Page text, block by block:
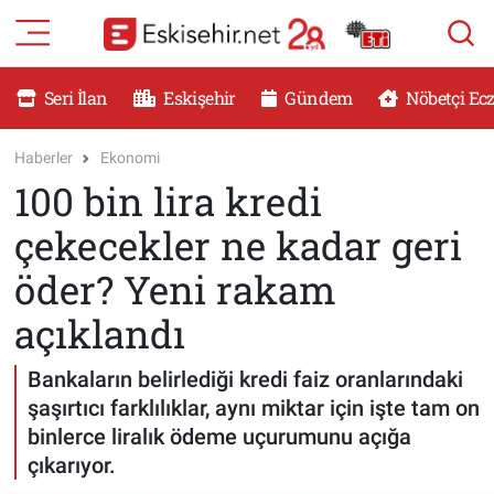
Seri İlan Eskişehir Gündem Nöbetçi
Haberler Ekonomi
100 bin lira kredi
çekecekler ne kadar geri
öder? Yeni rakam
açıklandı
Bankaların belirlediği kredi faiz oranlarındaki
şaşırtıcı farklılıklar, aynı miktar için işte tam on
binlerce liralık ödeme uçurumunu açığa
çıkarıyor.
RESMİ İLANLAR
DÜNYA
SAĞLIK
MAGAZİN
KADIN
TEKNOLOJİ
YEMEK
Eskişehir Nöbetçi Eczaneler
Eskişehir Namaz Vakitleri
Eskişehir Trafik Yoğunluk Haritası
Süper Lig Puan Durumu ve Fikstür
Tüm Manşetler
Son Dakika Haberleri
Haber Arşivi